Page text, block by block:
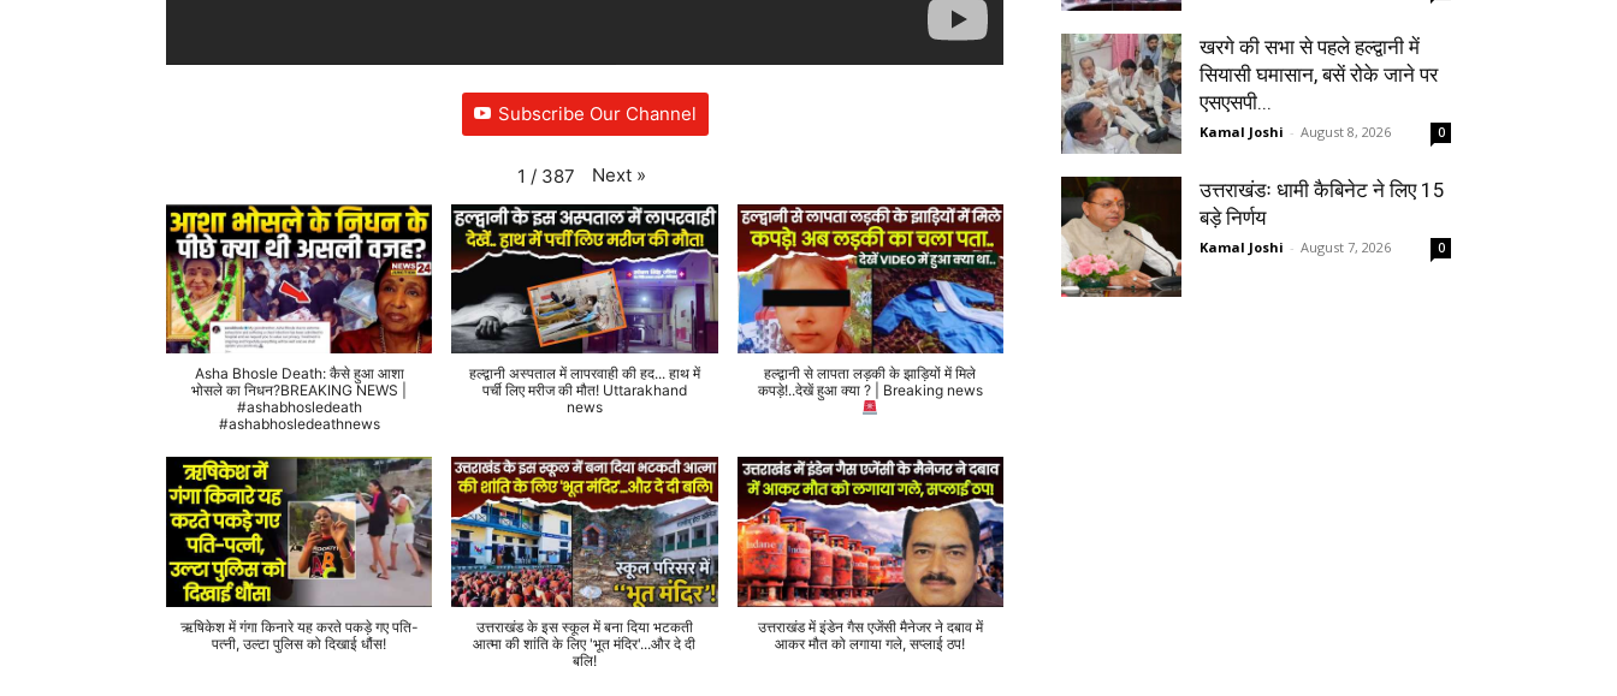
Subscribe Our Channel
1 / 387 Next »
Asha Bhosle Death: कैसे हुआ आशा
भोसले का निधन?BREAKING NEWS |
#ashabhosledeath
#ashabhosledeathnews
हल्द्वानी अस्पताल में लापरवाही की हद... हाथ में
पर्ची लिए मरीज की मौत! Uttarakhand
news
हल्द्वानी से लापता लड़की के झाड़ियों में मिले
कपड़े!..देखें हुआ क्या ? | Breaking news
ऋषिकेश में गंगा किनारे यह करते पकड़े गए पति-
पत्नी, उल्टा पुलिस को दिखाई धौंस!
उत्तराखंड के इस स्कूल में बना दिया भटकती
आत्मा की शांति के लिए 'भूत मंदिर'...और दे दी
बलि!
उत्तराखंड में इंडेन गैस एजेंसी मैनेजर ने दबाव में
आकर मौत को लगाया गले, सप्लाई ठप!
खरगे की सभा से पहले हल्द्वानी में
सियासी घमासान, बसें रोके जाने पर
एसएसपी...
Kamal Joshi - August 8, 2026 0
उत्तराखंडः धामी कैबिनेट ने लिए 15
बड़े निर्णय
Kamal Joshi - August 7, 2026 0